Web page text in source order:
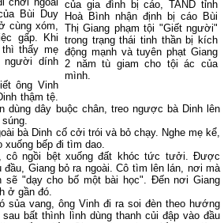
của gia đình bị cáo, TAND tỉnh
Hoà Bình nhận định bị cáo Bùi
Thị Giang phạm tội "Giết người"
trong trạng thái tinh thần bị kích
động mạnh và tuyên phạt Giang
2 năm tù giam cho tội ác của
mình.
Bùi Duy
cùng xóm,
gấp. Khi
thấy mẹ
dính
ông Vinh
thậm tệ.
dùng dây buộc chân, treo ngược bà Dinh lên
bà Dinh cố cởi trói và bỏ chạy. Nghe mẹ kể,
xuống bếp đi tìm dao.
cô ngồi bệt xuống đất khóc tức tưởi. Được
đầu, Giang bỏ ra ngoài. Cô tìm lên lán, nơi mà
"dạy cho bố một bài học". Đến nơi Giang
ở gần đó.
sủa vang, ông Vinh đi ra soi đèn theo hướng
bất thình lình dùng thanh củi đập vào đầu